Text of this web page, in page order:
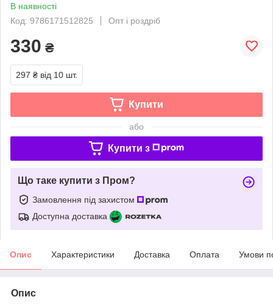
В наявності
Код: 9786171512825
Опт і роздріб
330 ₴
297 ₴ від 10 шт.
Купити
або
Купити з
Що таке купити з Пром?
Замовлення під захистом
Доступна доставка
Опис Характеристики Доставка Оплата Умови
Опис